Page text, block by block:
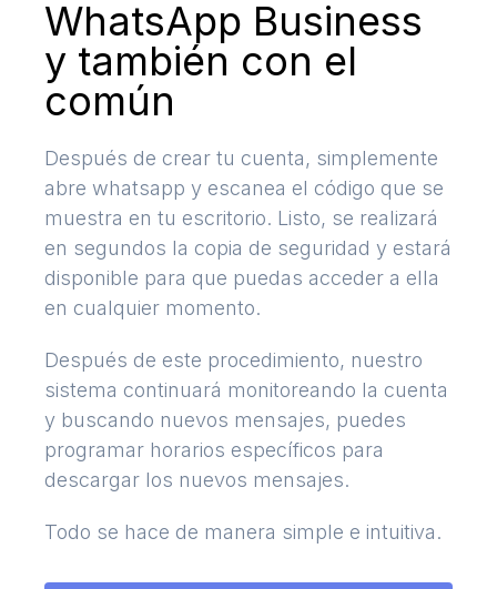
WhatsApp Business
y también con el
común
Después de crear tu cuenta, simplemente
abre whatsapp y escanea el código que se
muestra en tu escritorio. Listo, se realizará
en segundos la copia de seguridad y estará
disponible para que puedas acceder a ella
en cualquier momento.
Después de este procedimiento, nuestro
sistema continuará monitoreando la cuenta
y buscando nuevos mensajes, puedes
programar horarios específicos para
descargar los nuevos mensajes.
Todo se hace de manera simple e intuitiva.